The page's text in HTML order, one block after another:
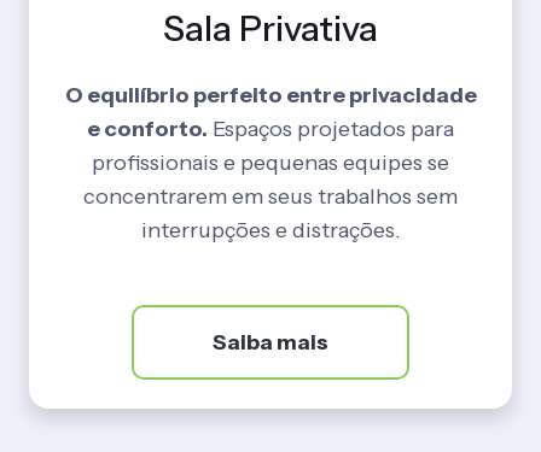
Sala Privativa
O equilíbrio perfeito entre privacidade
e conforto. Espaços projetados para
profissionais e pequenas equipes se
concentrarem em seus trabalhos sem
interrupções e distrações.
Saiba mais